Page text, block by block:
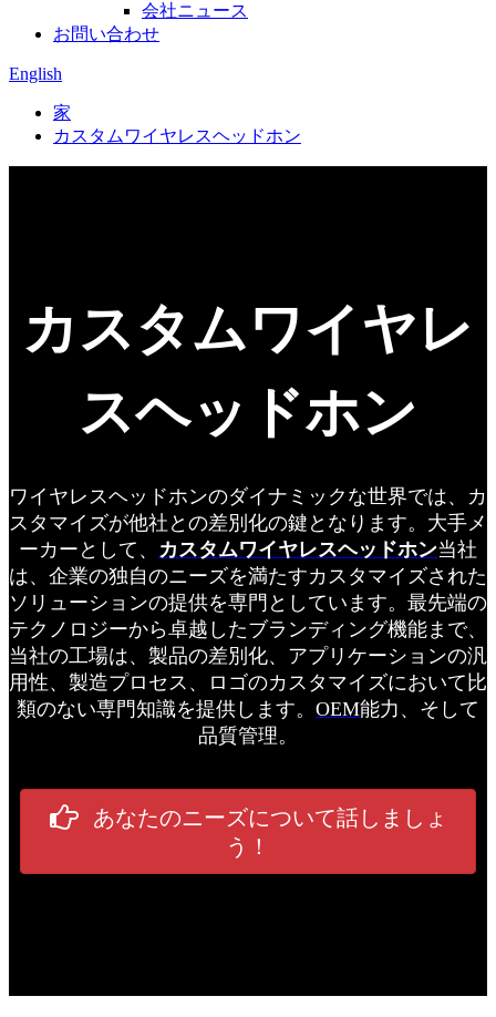
会社ニュース
お問い合わせ
English
家
カスタムワイヤレスヘッドホン
カスタムワイヤレ
スヘッドホン
ワイヤレスヘッドホンのダイナミックな世界では、カ
スタマイズが他社との差別化の鍵となります。大手メ
ーカーとして、 カスタムワイヤレスヘッドホン当社
は、企業の独自のニーズを満たすカスタマイズされた
ソリューションの提供を専門としています。最先端の
テクノロジーから卓越したブランディング機能まで、
当社の工場は、製品の差別化、アプリケーションの汎
用性、製造プロセス、ロゴのカスタマイズにおいて比
類のない専門知識を提供します。 OEM能力、そして
品質管理。
あなたのニーズについて話しましょ
う！